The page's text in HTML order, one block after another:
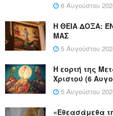
6 Αυγούστου
Η ΘΕΙΑ ΔΟΞΑ:
ΜΑΣ
5 Αυγούστου
Η εορτή της
Χριστού (6
5 Αυγούστου
«Εθεασάμεθα